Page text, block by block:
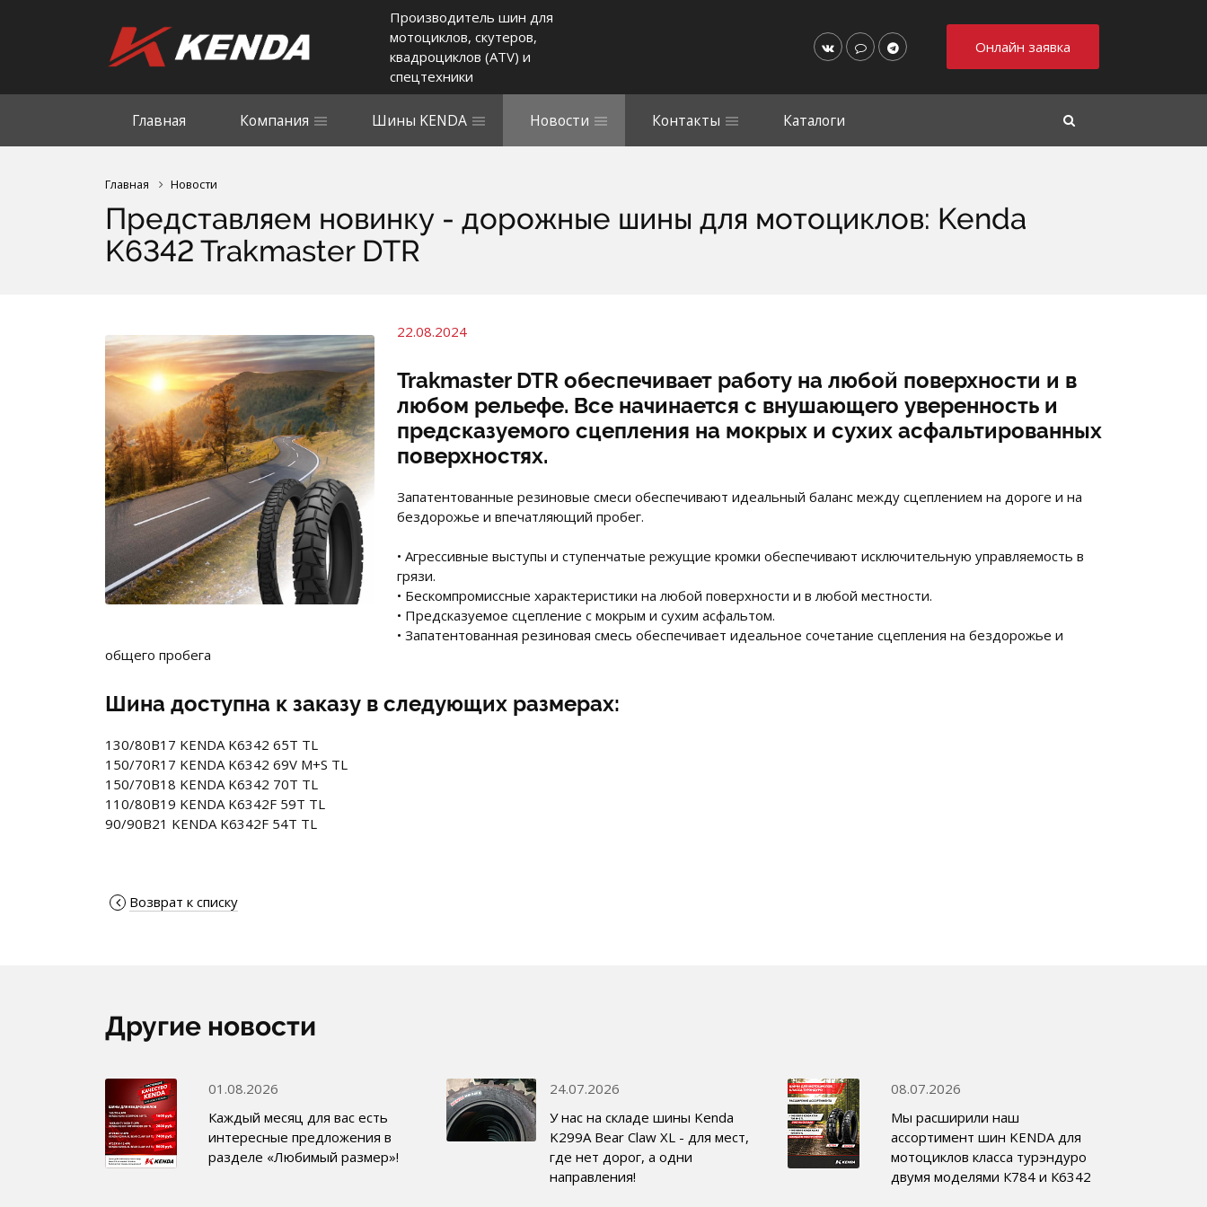
Производитель шин для
мотоциклов, скутеров,
квадроциклов (ATV) и
спецтехники
Онлайн заявка
Главная Компания Шины KENDA Новости Контакты Каталоги
Главная Новости
Представляем новинку - дорожные шины для мотоциклов: Kenda
K6342 Trakmaster DTR
22.08.2024
Trakmaster DTR обеспечивает работу на любой поверхности и в
любом рельефе. Все начинается с внушающего уверенность и
предсказуемого сцепления на мокрых и сухих асфальтированных
поверхностях.
Запатентованные резиновые смеси обеспечивают идеальный баланс между сцеплением на дороге и на
бездорожье и впечатляющий пробег.
• Агрессивные выступы и ступенчатые режущие кромки обеспечивают исключительную управляемость в
грязи.
• Бескомпромиссные характеристики на любой поверхности и в любой местности.
• Предсказуемое сцепление с мокрым и сухим асфальтом.
• Запатентованная резиновая смесь обеспечивает идеальное сочетание сцепления на бездорожье и
общего пробега
Шина доступна к заказу в следующих размерах:
130/80B17 KENDA K6342 65T TL
150/70R17 KENDA K6342 69V M+S TL
150/70B18 KENDA K6342 70T TL
110/80B19 KENDA K6342F 59T TL
90/90B21 KENDA K6342F 54T TL
Возврат к списку
Другие новости
01.08.2026
Каждый месяц для вас есть
интересные предложения в
разделе «Любимый размер»!
24.07.2026
У нас на складе шины Kenda
K299A Bear Claw XL - для мест,
где нет дорог, а одни
направления!
08.07.2026
Мы расширили наш
ассортимент шин KENDA для
мотоциклов класса турэндуро
двумя моделями К784 и К6342